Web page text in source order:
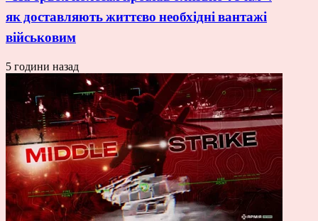
як доставляють життєво необхідні вантажі
військовим
5 години назад